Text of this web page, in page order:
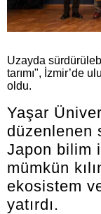
Uzayda
tarımı", İzmir’de
oldu.
Yaşar
düzenlenen
Japon bilim
mümkün
ekosistem
yatırdı.